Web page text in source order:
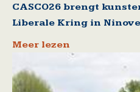
CASCO26 brengt
Liberale Kring in Ninove
Meer lezen